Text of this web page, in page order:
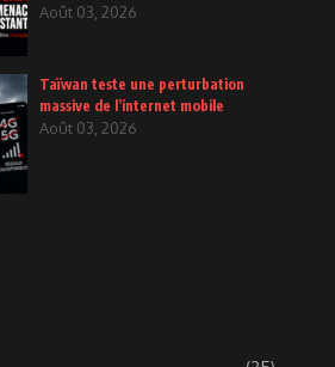
Août 03, 2026
Taïwan teste une perturbation
massive de l’internet mobile
Août 03, 2026